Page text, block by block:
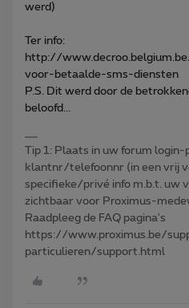
werd)
Ter info:
http://
voor-betaalde-sms-diensten
P.S. Dit werd door de
beloofd...
Tip 1: Plaats in uw forum
klantnr/telefoonnr (in een vrij
specifieke/privé info m.b.t. uw
zichtbaar voor Proximus-
Raadpleeg de FAQ pagina's
https://www.proximus.be/
particulieren/support.html